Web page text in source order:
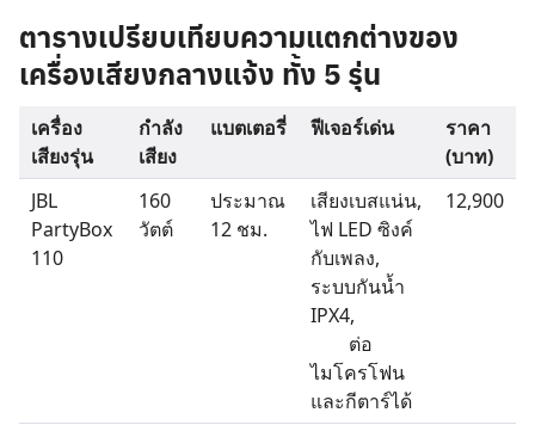
ตารางเปรียบเทียบความแตกต่างของ
เครื่องเสียงกลางแจ้ง ทั้ง 5 รุ่น
เครื่อง
เสียงรุ่น
กำลัง
เสียง
แบตเตอรี่ ฟีเจอร์เด่น
ราคา
(บาท)
JBL
PartyBox
110
160
วัตต์
ประมาณ
12 ชม.
เสียงเบสแน่น,
ไฟ LED ซิงค์
กับเพลง,
ระบบกันน้ำ
IPX4,
ต่อ
ไมโครโฟน
และกีตาร์ได้
12,900